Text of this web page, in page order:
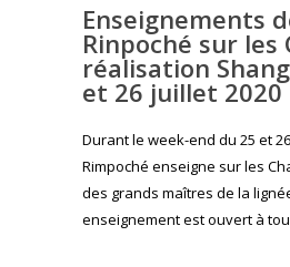
Enseignements
Rinpoché sur les
réalisation
et 26 juillet 2020
Durant le week-end du 25 et
Rimpoché enseigne sur les
des grands maîtres de la
enseignement est ouvert à